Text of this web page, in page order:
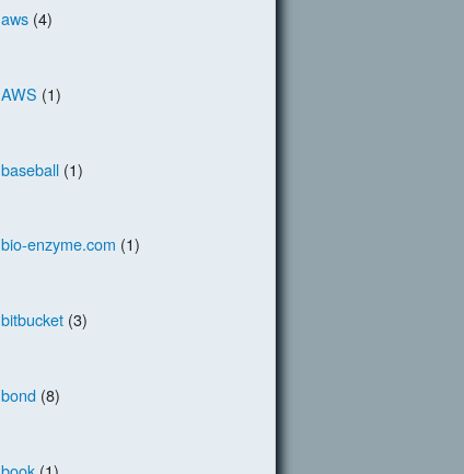
aws (4)
AWS (1)
baseball (1)
bio-enzyme.com (1)
bitbucket (3)
bond (8)